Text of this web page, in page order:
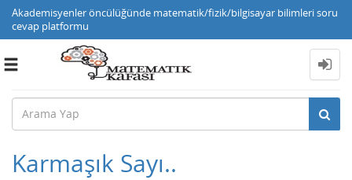
Akademisyenler öncülüğünde matematik/fizik/bilgisayar bilimleri soru
cevap platformu
Toggle
Karmaşık Sayı..